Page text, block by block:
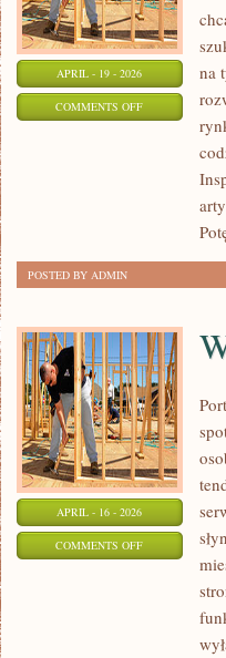
APRIL - 19 - 2026
COMMENTS OFFON
na
POSTED BY ADMIN
APRIL - 16 - 2026
COMMENTS OFFON
PRZESTRZEŃ